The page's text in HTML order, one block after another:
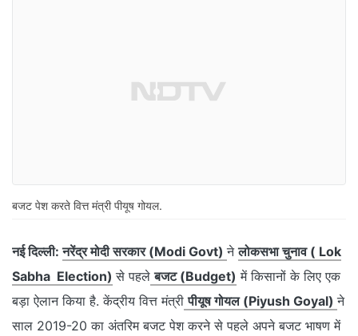
बजट पेश करते वित्त मंत्री पीयूष गोयल.
नई दिल्ली: नरेंद्र मोदी सरकार (Modi Govt)नेलोकसभा चुनाव ( Lok
Sabha Election) से पहले बजट (Budget) में किसानों के लिए एक
बड़ा ऐलान किया है. केंद्रीय वित्त मंत्री पीयूष गोयल (Piyush Goyal)ने
साल 2019-20 का अंतरिम बजट पेश करने से पहले अपने बजट भाषण में